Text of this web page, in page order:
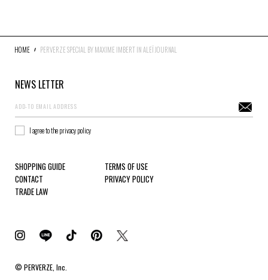
HOME PERVERZE SPECIAL BY MAXIME IMBERT IN ALEÏ JOURNAL
NEWS LETTER
I agree to the privacy policy
SHOPPING GUIDE
CONTACT
TRADE LAW
TERMS OF USE
PRIVACY POLICY
© PERVERZE, Inc.